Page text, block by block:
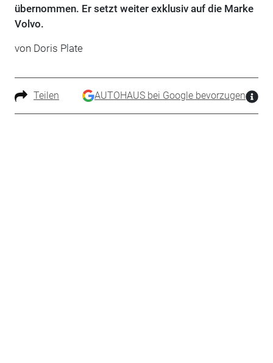
übernommen. Er setzt weiter exklusiv auf die Marke
Volvo.
von Doris Plate
Teilen AUTOHAUS bei Google bevorzugen